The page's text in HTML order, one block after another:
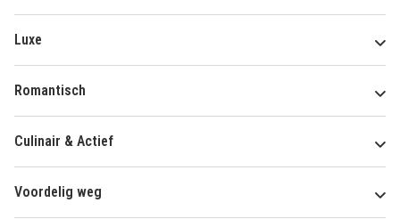
Luxe
Romantisch
Culinair & Actief
Voordelig weg